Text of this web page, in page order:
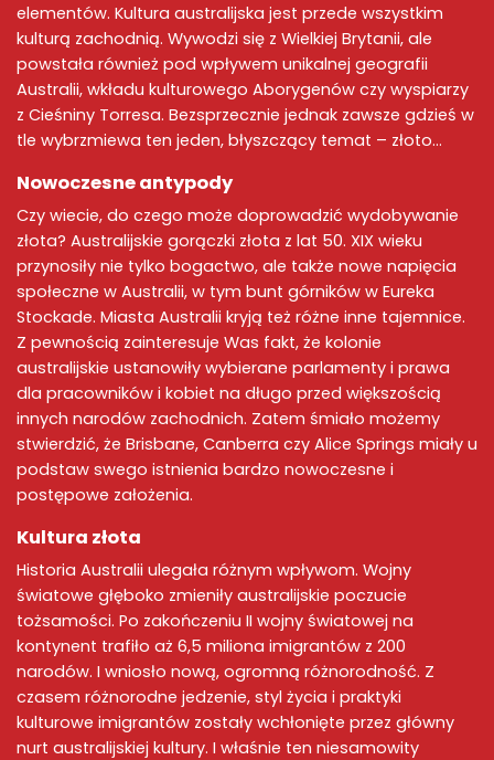
elementów. Kultura australijska jest przede wszystkim
kulturą zachodnią. Wywodzi się z Wielkiej Brytanii, ale
powstała również pod wpływem unikalnej geografii
Australii, wkładu kulturowego Aborygenów czy wyspiarzy
z Cieśniny Torresa. Bezsprzecznie jednak zawsze gdzieś w
tle wybrzmiewa ten jeden, błyszczący temat – złoto…
Nowoczesne antypody
Czy wiecie, do czego może doprowadzić wydobywanie
złota? Australijskie gorączki złota z lat 50. XIX wieku
przynosiły nie tylko bogactwo, ale także nowe napięcia
społeczne w Australii, w tym bunt górników w Eureka
Stockade. Miasta Australii kryją też różne inne tajemnice.
Z pewnością zainteresuje Was fakt, że kolonie
australijskie ustanowiły wybierane parlamenty i prawa
dla pracowników i kobiet na długo przed większością
innych narodów zachodnich. Zatem śmiało możemy
stwierdzić, że Brisbane, Canberra czy Alice Springs miały u
podstaw swego istnienia bardzo nowoczesne i
postępowe założenia.
Kultura złota
Historia Australii ulegała różnym wpływom. Wojny
światowe głęboko zmieniły australijskie poczucie
tożsamości. Po zakończeniu II wojny światowej na
kontynent trafiło aż 6,5 miliona imigrantów z 200
narodów. I wniosło nową, ogromną różnorodność. Z
czasem różnorodne jedzenie, styl życia i praktyki
kulturowe imigrantów zostały wchłonięte przez główny
nurt australijskiej kultury. I właśnie ten niesamowity